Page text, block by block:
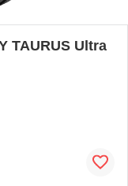
TAURUS Ultra